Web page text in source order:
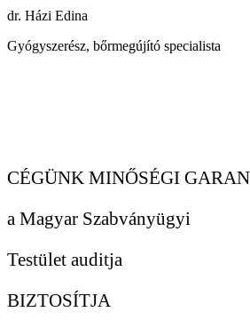
dr. Házi Edina
Gyógyszerész, bőrmegújító specialista
CÉGÜNK MINŐSÉGI
a Magyar Szabványügyi
Testület auditja
BIZTOSÍTJA